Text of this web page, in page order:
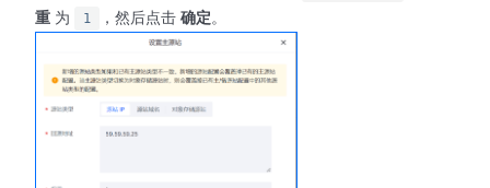
重 为 1 ，然后点击 确定。